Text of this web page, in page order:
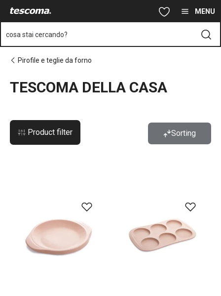
Vai al contenuto principale MENU
cosa stai cercando?
Pirofile e teglie da forno
TESCOMA DELLA CASA
Product filter Sorting